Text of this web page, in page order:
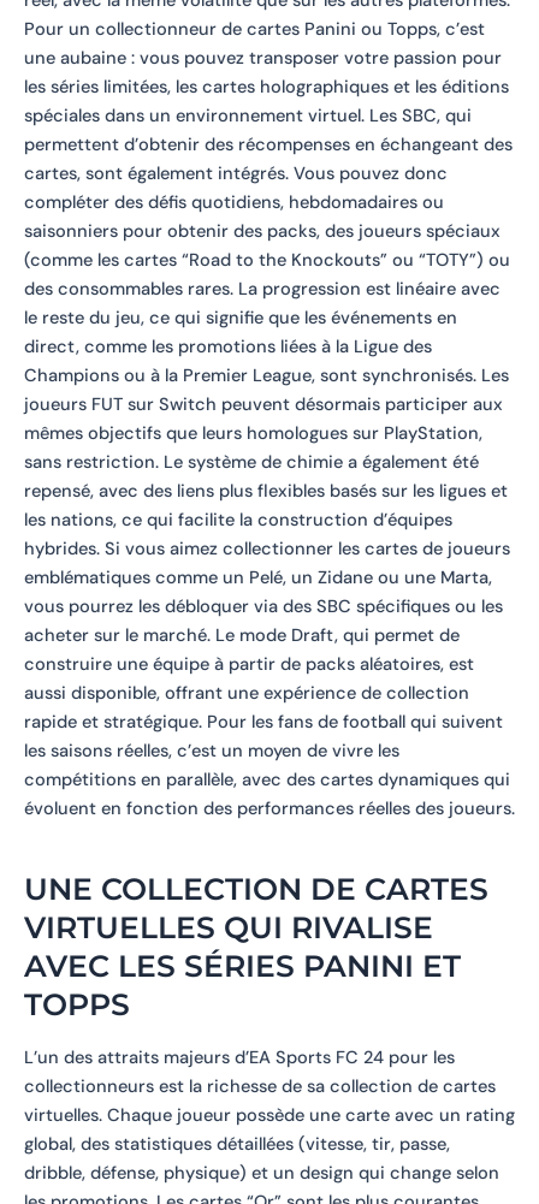
Pour un collectionneur de cartes Panini ou Topps, c’est
une aubaine : vous pouvez transposer votre passion pour
les séries limitées, les cartes holographiques et les éditions
spéciales dans un environnement virtuel. Les SBC, qui
permettent d’obtenir des récompenses en échangeant des
cartes, sont également intégrés. Vous pouvez donc
compléter des défis quotidiens, hebdomadaires ou
saisonniers pour obtenir des packs, des joueurs spéciaux
(comme les cartes “Road to the Knockouts” ou “TOTY”) ou
des consommables rares. La progression est linéaire avec
le reste du jeu, ce qui signifie que les événements en
direct, comme les promotions liées à la Ligue des
Champions ou à la Premier League, sont synchronisés. Les
joueurs FUT sur Switch peuvent désormais participer aux
mêmes objectifs que leurs homologues sur PlayStation,
sans restriction. Le système de chimie a également été
repensé, avec des liens plus flexibles basés sur les ligues et
les nations, ce qui facilite la construction d’équipes
hybrides. Si vous aimez collectionner les cartes de joueurs
emblématiques comme un Pelé, un Zidane ou une Marta,
vous pourrez les débloquer via des SBC spécifiques ou les
acheter sur le marché. Le mode Draft, qui permet de
construire une équipe à partir de packs aléatoires, est
aussi disponible, offrant une expérience de collection
rapide et stratégique. Pour les fans de football qui suivent
les saisons réelles, c’est un moyen de vivre les
compétitions en parallèle, avec des cartes dynamiques qui
évoluent en fonction des performances réelles des joueurs.
UNE COLLECTION DE CARTES
VIRTUELLES QUI RIVALISE
AVEC LES SÉRIES PANINI ET
TOPPS
L’un des attraits majeurs d’EA Sports FC 24 pour les
collectionneurs est la richesse de sa collection de cartes
virtuelles. Chaque joueur possède une carte avec un rating
global, des statistiques détaillées (vitesse, tir, passe,
dribble, défense, physique) et un design qui change selon